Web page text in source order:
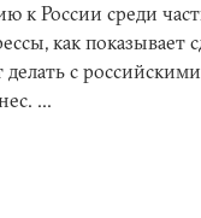
к России среди
как показывает
с
...